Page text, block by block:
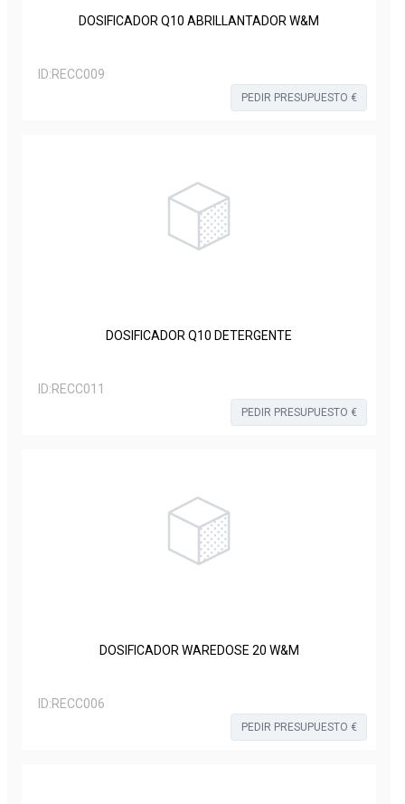
DOSIFICADOR Q10 ABRILLANTADOR W&M
ID:RECC009
PEDIR PRESUPUESTO €
DOSIFICADOR Q10 DETERGENTE
ID:RECC011
PEDIR PRESUPUESTO €
DOSIFICADOR WAREDOSE 20 W&M
ID:RECC006
PEDIR PRESUPUESTO €